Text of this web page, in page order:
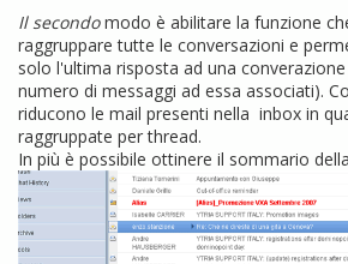
Il secondomodo è abilitare la funzione
raggruppare tutte le conversazioni e
solo l'ultima risposta ad una
numero di messaggi ad essa associati).
riducono le mail presenti nella inbox in
raggruppate per thread.
In più è possibile ottinere il sommario